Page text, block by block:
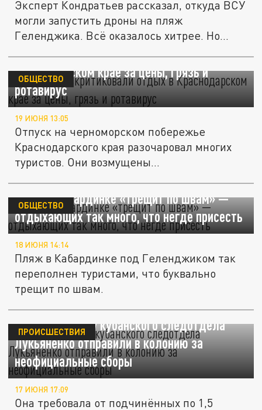
Эксперт Кондратьев рассказал, откуда ВСУ
могли запустить дроны на пляж
Геленджика. Всё оказалось хитрее. Но...
Туристы раскритиковали отдых в
Краснодарском крае за цены, грязь и
ротавирус
ОБЩЕСТВО
19 ИЮНЯ 13:05
Отпуск на черноморском побережье
Краснодарского края разочаровал многих
туристов. Они возмущены...
Пляж в Кабардинке «трещит по швам» —
отдыхающих так много, что негде присесть
ОБЩЕСТВО
18 ИЮНЯ 14:14
Пляж в Кабардинке под Геленджиком так
переполнен туристами, что буквально
трещит по швам.
Экс-начальницу кубанского следотдела
Лукьяненко отправили в колонию за
неофициальные сборы
ПРОИСШЕСТВИЯ
17 ИЮНЯ 17:09
Она требовала от подчинённых по 1,5